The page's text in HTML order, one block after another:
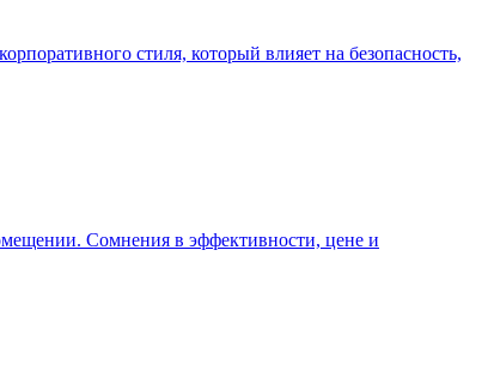
стиля, который влияет на безопасность,
Сомнения в эффективности, цене и